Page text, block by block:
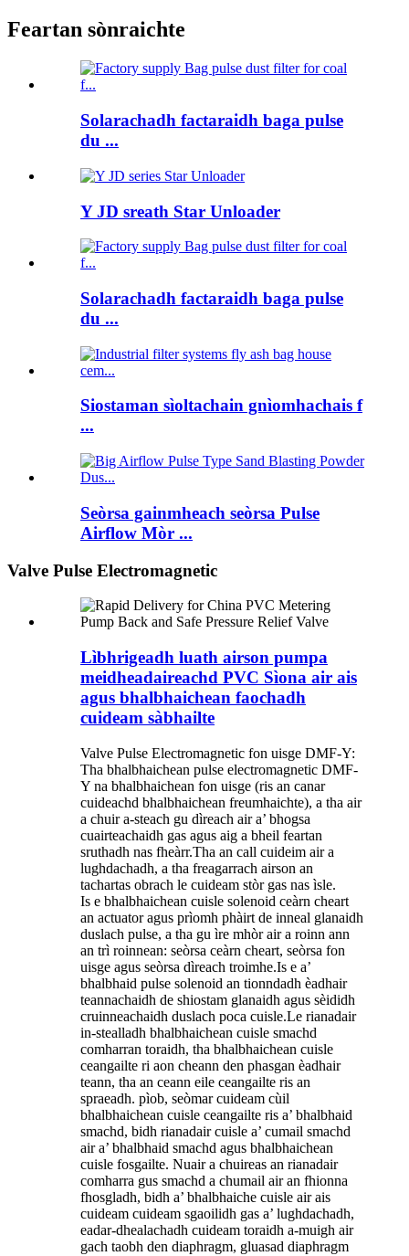
Feartan sònraichte
Solarachadh factaraidh baga pulse
du ...
Y JD sreath Star Unloader
Solarachadh factaraidh baga pulse
du ...
Siostaman sìoltachain gnìomhachais f
...
Seòrsa gainmheach seòrsa Pulse
Airflow Mòr ...
Valve Pulse Electromagnetic
Lìbhrigeadh luath airson pumpa
meidheadaireachd PVC Sìona air ais
agus bhalbhaichean faochadh
cuideam sàbhailte
Valve Pulse Electromagnetic fon uisge DMF-Y:
Tha bhalbhaichean pulse electromagnetic DMF-
Y na bhalbhaichean fon uisge (ris an canar
cuideachd bhalbhaichean freumhaichte), a tha air
a chuir a-steach gu dìreach air a’ bhogsa
cuairteachaidh gas agus aig a bheil feartan
sruthadh nas fheàrr.Tha an call cuideim air a
lughdachadh, a tha freagarrach airson an
tachartas obrach le cuideam stòr gas nas ìsle.
Is e bhalbhaichean cuisle solenoid ceàrn cheart
an actuator agus prìomh phàirt de inneal glanaidh
duslach pulse, a tha gu ìre mhòr air a roinn ann
an trì roinnean: seòrsa ceàrn cheart, seòrsa fon
uisge agus seòrsa dìreach troimhe.Is e a’
bhalbhaid pulse solenoid an tionndadh èadhair
teannachaidh de shiostam glanaidh agus sèididh
cruinneachaidh duslach poca cuisle.Le rianadair
in-stealladh bhalbhaichean cuisle smachd
comharran toraidh, tha bhalbhaichean cuisle
ceangailte ri aon cheann den phasgan èadhair
teann, tha an ceann eile ceangailte ris an
spraeadh. pìob, seòmar cuideam cùil
bhalbhaichean cuisle ceangailte ris a’ bhalbhaid
smachd, bidh rianadair cuisle a’ cumail smachd
air a’ bhalbhaid smachd agus bhalbhaichean
cuisle fosgailte. Nuair a chuireas an rianadair
comharra gus smachd a chumail air an fhionna
fhosgladh, bidh a’ bhalbhaiche cuisle air ais
cuideam cuideam sgaoilidh gas a’ lughdachadh,
eadar-dhealachadh cuideam toraidh a-muigh air
gach taobh den diaphragm, gluasad diaphragm